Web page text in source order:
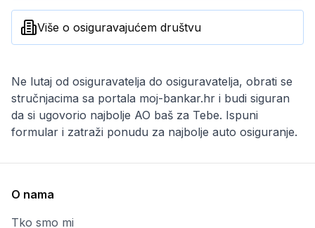
Više o osiguravajućem društvu
Ne lutaj od osiguravatelja do osiguravatelja, obrati se
stručnjacima sa portala moj-bankar.hr i budi siguran
da si ugovorio najbolje AO baš za Tebe. Ispuni
formular i zatraži ponudu za najbolje auto osiguranje.
O nama
Tko smo mi